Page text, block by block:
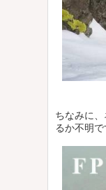
ちなみに
るか不明